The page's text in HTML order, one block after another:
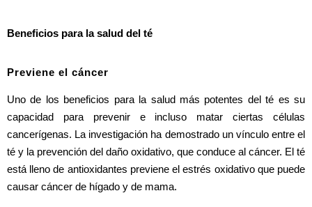
Beneficios para la salud del té
Previene el cáncer
Uno de los beneficios para la salud más potentes del té es su
capacidad para prevenir e incluso matar ciertas células
cancerígenas. La investigación ha demostrado un vínculo entre el
té y la prevención del daño oxidativo, que conduce al cáncer. El té
está lleno de antioxidantes previene el estrés oxidativo que puede
causar cáncer de hígado y de mama.